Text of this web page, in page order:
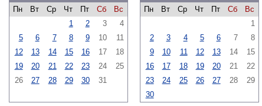
Пн
Вт Ср Чт Пт Сб
Вс
1
2 3
4
5
6 7 8 9 10
11
12
13 14 15 16 17
18
19
20 21 22 23 24
25
26
27 28 29 30 31
Пн
Вт Ср Чт Пт Сб
Вс
1
2
3 4 5 6 7
8
9
10 11 12 13 14
15
16
17 18 19 20 21
22
23
24 25 26 27 28
29
30